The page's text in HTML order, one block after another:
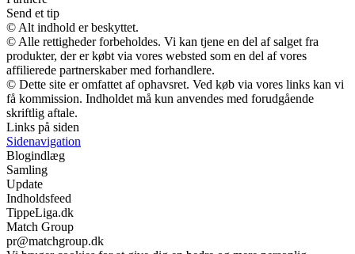
Send et tip
© Alt indhold er beskyttet.
© Alle rettigheder forbeholdes. Vi kan tjene en del af salget fra
produkter, der er købt via vores websted som en del af vores
affilierede partnerskaber med forhandlere.
© Dette site er omfattet af ophavsret. Ved køb via vores links kan vi
få kommission. Indholdet må kun anvendes med forudgående
skriftlig aftale.
Links på siden
Sidenavigation
Blogindlæg
Samling
Update
Indholdsfeed
TippeLiga.dk
Match Group
pr@matchgroup.dk